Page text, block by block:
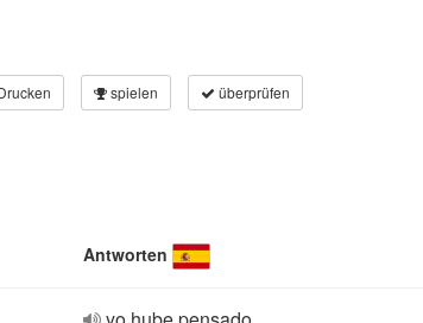
spielen überprüfen
Antworten